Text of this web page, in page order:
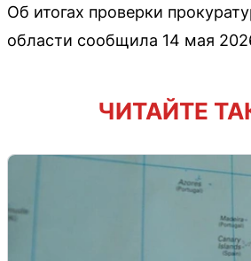
Об итогах проверки
области сообщила 14 мая
ЧИТАЙТЕ